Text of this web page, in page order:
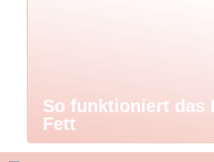
So funktioniert das
Fett